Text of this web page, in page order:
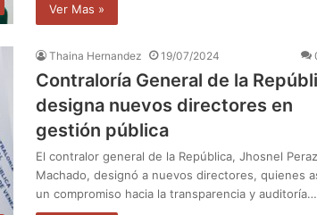
Ver Mas »
Thaina Hernandez 19/07/2024
Contraloría General de la
designa nuevos directores en
gestión pública
El contralor general de la República, Jhosnel
Machado, designó a nuevos directores, quienes
un compromiso hacia la transparencia y auditoría…